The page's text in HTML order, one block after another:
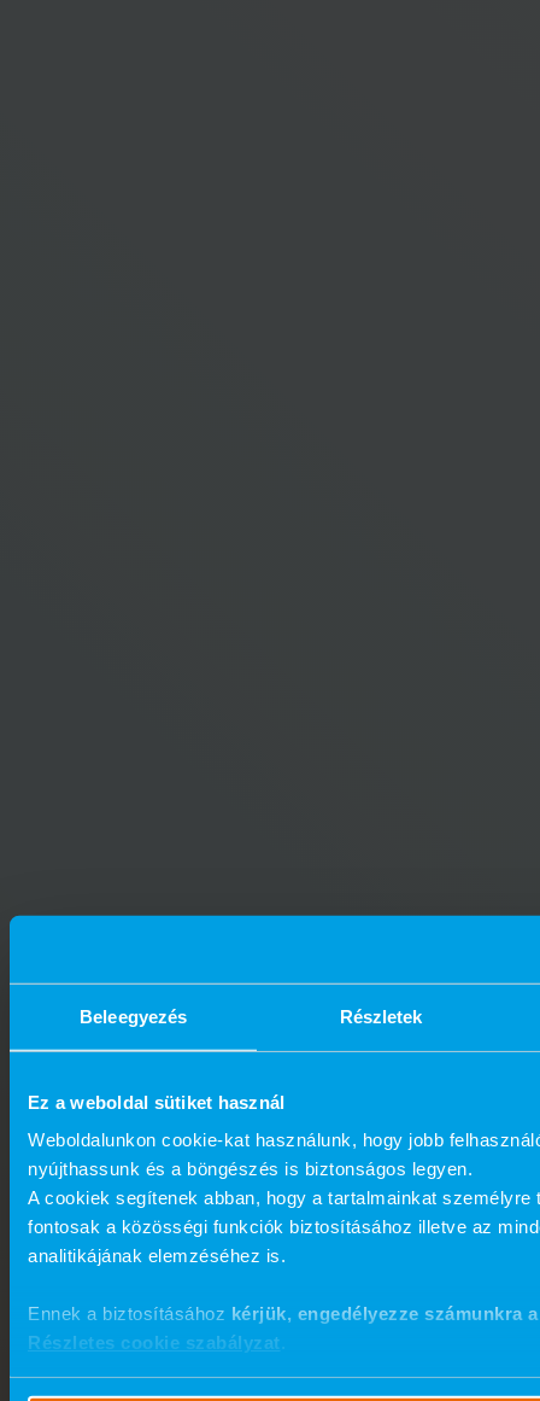
Beleegyezés Részletek
Ez a weboldal sütiket használ
Weboldalunkon cookie-kat használunk, hogy jobb
nyújthassunk és a böngészés is biztonságos legyen.
A cookiek segítenek abban, hogy a tartalmainkat személyre
fontosak a közösségi funkciók biztosításához illetve az
analitikájának elemzéséhez is.
Ennek a biztosításához kérjük, engedélyezze számunkra
Részletes cookie szabályzat.